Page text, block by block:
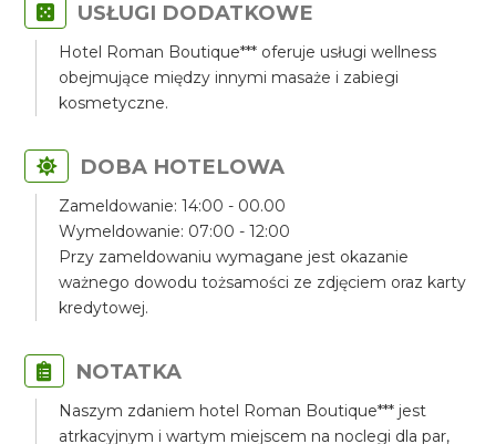
USŁUGI DODATKOWE
Hotel Roman Boutique*** oferuje usługi wellness
obejmujące między innymi masaże i zabiegi
kosmetyczne.
DOBA HOTELOWA
Zameldowanie: 14:00 - 00.00
Wymeldowanie: 07:00 - 12:00
Przy zameldowaniu wymagane jest okazanie
ważnego dowodu tożsamości ze zdjęciem oraz karty
kredytowej.
NOTATKA
Naszym zdaniem hotel Roman Boutique*** jest
atrkacyjnym i wartym miejscem na noclegi dla par,